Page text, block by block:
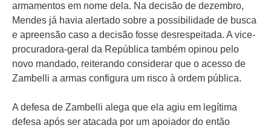
armamentos em nome dela. Na decisão de dezembro,
Mendes já havia alertado sobre a possibilidade de busca
e apreensão caso a decisão fosse desrespeitada. A vice-
procuradora-geral da República também opinou pelo
novo mandado, reiterando considerar que o acesso de
Zambelli a armas configura um risco à ordem pública.
A defesa de Zambelli alega que ela agiu em legítima
defesa após ser atacada por um apoiador do então